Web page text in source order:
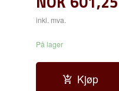
inkl. mva.
På lager
Kjøp